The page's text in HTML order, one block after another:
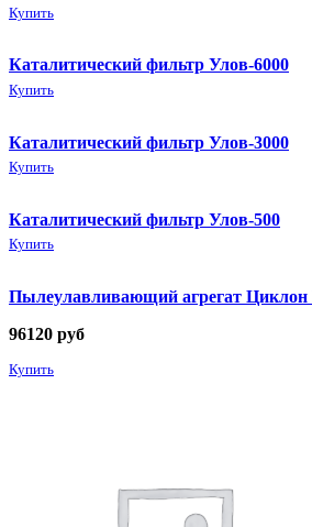
Купить
Каталитический фильтр Улов-6000
Купить
Каталитический фильтр Улов-3000
Купить
Каталитический фильтр Улов-500
Купить
Пылеулавливающий агрегат Циклон
96120 руб
Купить